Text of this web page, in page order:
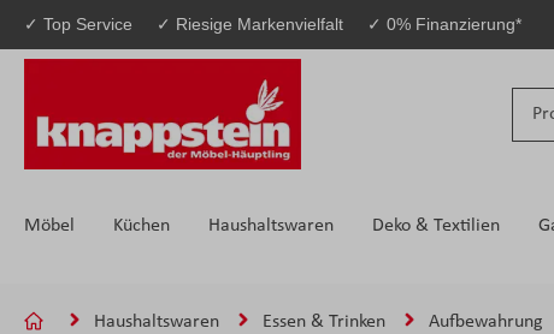
Hauptinhalt springen
Zur Suche springen
Zur Hauptnavigation springen
✓ Top Service ✓ Riesige Markenvielfalt ✓ 0% Finanzierung*
Möbel Küchen Haushaltswaren Deko & Textilien
Haushaltswaren Essen & Trinken Aufbewahrung